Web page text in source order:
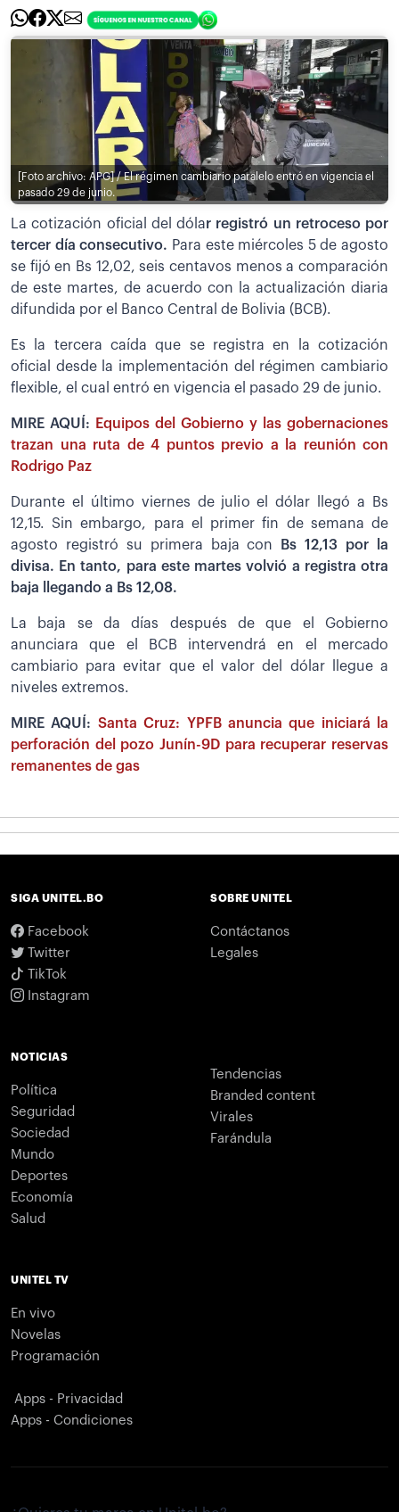
[Foto archivo: APG] / El régimen cambiario paralelo entró en vigencia el
pasado 29 de junio.
La cotización oficial del dólar registró un retroceso por
tercer día consecutivo. Para este miércoles 5 de agosto
se fijó en Bs 12,02, seis centavos menos a comparación
de este martes, de acuerdo con la actualización diaria
difundida por el Banco Central de Bolivia (BCB).
Es la tercera caída que se registra en la cotización
oficial desde la implementación del régimen cambiario
flexible, el cual entró en vigencia el pasado 29 de junio.
MIRE AQUÍ:
Equipos del Gobierno y las gobernaciones
trazan una ruta de 4 puntos previo a la reunión con
Rodrigo Paz
Durante el último viernes de julio el dólar llegó a Bs
12,15. Sin embargo, para el primer fin de semana de
agosto registró su primera baja con
Bs 12,13 por la
divisa. En tanto, para este martes volvió a registra otra
baja llegando a Bs 12,08.
La baja se da días después de que el Gobierno
anunciara que el BCB intervendrá en el mercado
cambiario para evitar que el valor del dólar llegue a
niveles extremos.
MIRE AQUÍ: Santa Cruz: YPFB anuncia que iniciará la
perforación del pozo Junín-9D para recuperar reservas
remanentes de gas
SIGA UNITEL.BO
Facebook
Twitter
TikTok
Instagram
SOBRE UNITEL
Contáctanos
Legales
NOTICIAS
Política
Seguridad
Sociedad
Mundo
Deportes
Economía
Salud
Tendencias
Branded content
Virales
Farándula
UNITEL TV
En vivo
Novelas
Programación
Apps - Privacidad
Apps - Condiciones